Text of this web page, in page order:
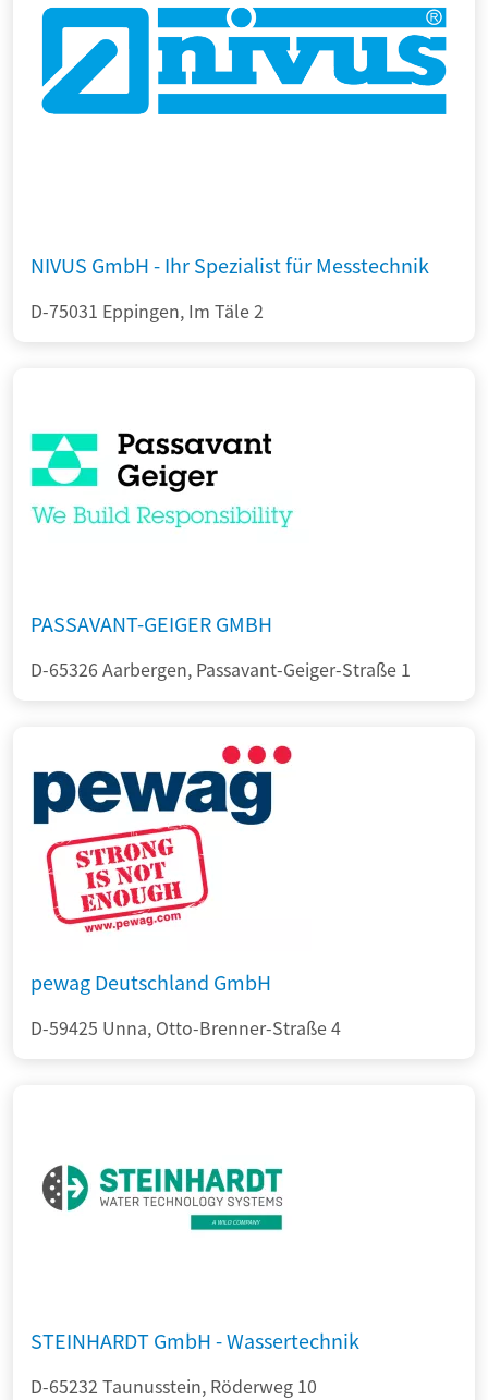
NIVUS GmbH - Ihr Spezialist für Messtechnik
D-75031 Eppingen, Im Täle 2
PASSAVANT-GEIGER GMBH
D-65326 Aarbergen, Passavant-Geiger-Straße 1
pewag Deutschland GmbH
D-59425 Unna, Otto-Brenner-Straße 4
STEINHARDT GmbH - Wassertechnik
D-65232 Taunusstein, Röderweg 10